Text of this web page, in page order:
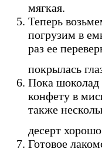
мягкая.
Теперь
погрузим в
раз ее
покрылась
Пока шоколад
конфету в
также
десерт
Готовое